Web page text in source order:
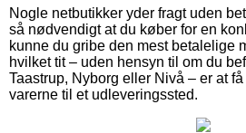
Nogle netbutikker yder fragt uden
så nødvendigt at du køber for en
kunne du gribe den mest betalelige
hvilket tit – uden hensyn til om du
Taastrup, Nyborg eller Nivå – er at
varerne til et udleveringssted.